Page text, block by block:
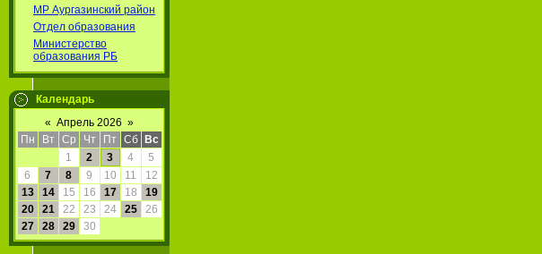
МР Аургазинский район
Отдел образования
Министерство
образования РБ
Календарь
« Апрель 2026 »
Пн
Вт Ср Чт Пт Сб
Вс
1
2 3 4
5
6
7 8 9 10 11
12
13
14 15 16 17 18
19
20
21 22 23 24 25
26
27
28 29 30